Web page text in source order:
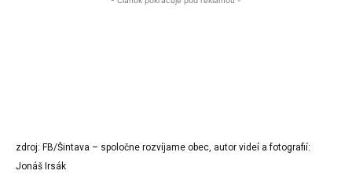
zdroj: FB/Šintava – spoločne rozvíjame obec, autor videí a fotografií:
Jonáš Irsák